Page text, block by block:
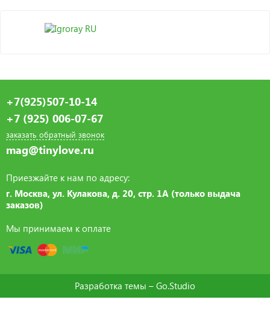
+7(925)507-10-14
+7 (925) 006-07-67
заказать обратный звонок
mag@tinylove.ru
Приезжайте к нам по адресу:
г. Москва, ул. Кулакова, д. 20, стр. 1А (только выдача
заказов)
Мы принимаем к оплате
Разработка темы – Go.Studio